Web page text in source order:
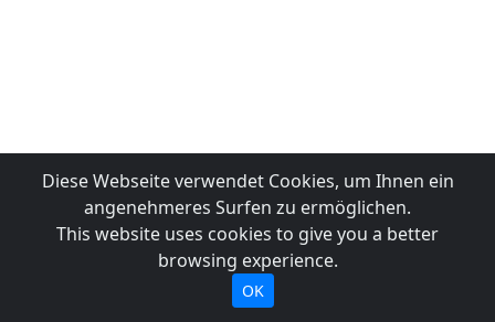
Diese Webseite verwendet Cookies, um Ihnen ein
angenehmeres Surfen zu ermöglichen.
This website uses cookies to give you a better
browsing experience.
OK